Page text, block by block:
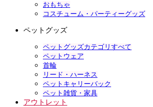
おもちゃ
コスチューム・パーティーグッズ
ペットグッズ
ペットグッズカテゴリすべて
ペットウェア
首輪
リード・ハーネス
ペットキャリーバック
ペット雑貨・家具
アウトレット